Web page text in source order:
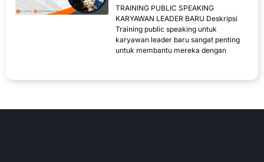
TRAINING PUBLIC SPEAKING
KARYAWAN LEADER BARU Deskripsi
Training public speaking untuk
karyawan leader baru sangat penting
untuk membantu mereka dengan